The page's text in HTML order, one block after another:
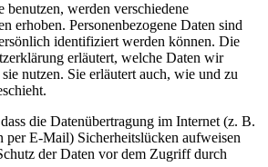
benutzen, werden verschiedene
erhoben. Personenbezogene Daten sind
identifiziert werden können. Die
erläutert, welche Daten wir
nutzen. Sie erläutert auch, wie und zu
die Datenübertragung im Internet (z. B.
E-Mail) Sicherheitslücken aufweisen
der Daten vor dem Zugriff durch